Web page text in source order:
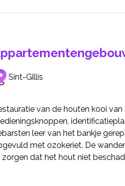
Sint-Gillis
van de houten kooi
leer van het bankje
met ozokeriet. De
zorgen dat het hout niet